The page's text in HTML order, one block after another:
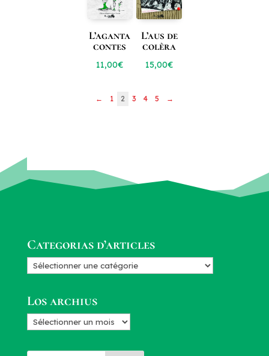
L’aganta
contes
11,00€
L’aus de
colèra
15,00€
← 1 2 3 4 5 →
Categorias d’articles
Categorias
Los archius
Los